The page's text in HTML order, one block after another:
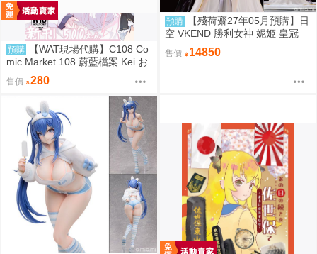
預購
【WAT現場代購】C108 Co
mic Market 108 蔚藍檔案 Kei お
ねがい!! ケイちゃんっ♡
售價 280
預購
【殘荷齋27年05月預購】日
空 VKEND 勝利女神 妮姬 皇冠
榮耀之花 1/4 附特典
售價 14850